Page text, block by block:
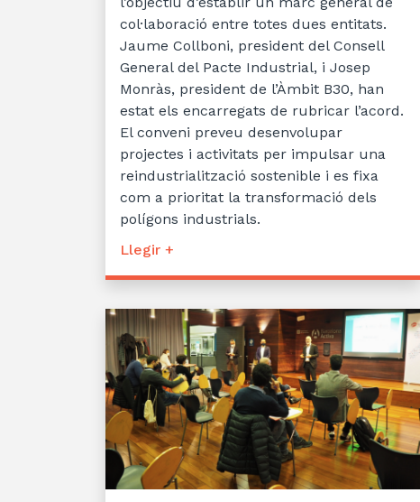
col·laboració entre totes dues entitats.
Jaume Collboni, president del Consell
General del Pacte Industrial, i Josep
Monràs, president de l’Àmbit B30, han
estat els encarregats de rubricar l’acord.
El conveni preveu desenvolupar
projectes i activitats per impulsar una
reindustrialització sostenible i es fixa
com a prioritat la transformació dels
polígons industrials.
Llegir +